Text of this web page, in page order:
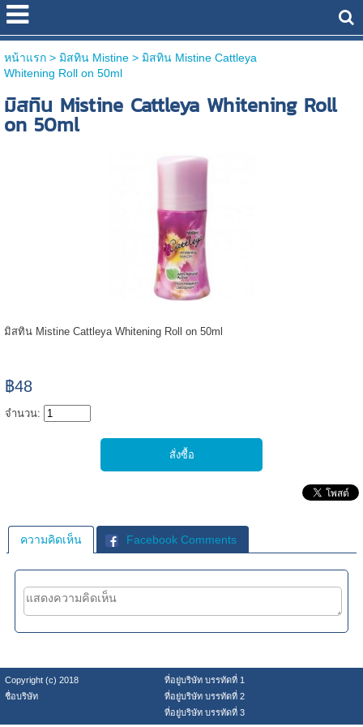
หน้าแรก> มิสทิน Mistine > มิสทิน Mistine Cattleya
Whitening Roll on 50ml
มิสทิน Mistine Cattleya Whitening Roll
on 50ml
มิสทิน Mistine Cattleya Whitening Roll on 50ml
฿48
จำนวน:
ความคิดเห็น Facebook Comments
Copyright (c) 2018
ที่อยู่บริษัท บรรทัดที่ 1
ชื่อบริษัท
ที่อยู่บริษัท บรรทัดที่ 2
ที่อยู่บริษัท บรรทัดที่ 3